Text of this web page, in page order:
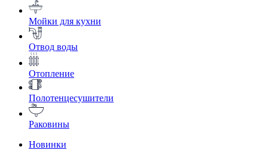
Мойки для кухни
Отвод воды
Отопление
Полотенцесушители
Раковины
Новинки